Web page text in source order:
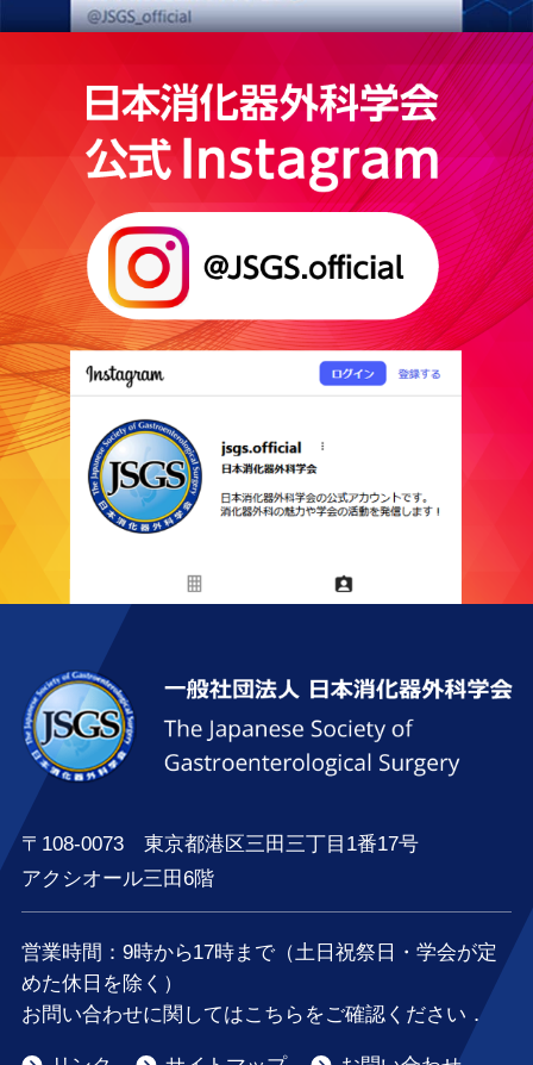
〒108-0073 東京都港区三田三丁目1番17号
アクシオール三田6階
営業時間：9時から17時まで（土日祝祭日・学会が定
めた休日を除く）
お問い合わせに関してはこちらをご確認ください．